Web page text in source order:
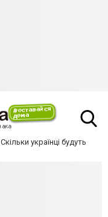
Скільки українці будуть